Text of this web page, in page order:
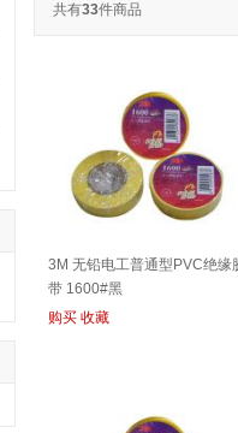
共有33件商品
3M 无铅电工普通型PVC绝缘
带 1600#黑
购买 收藏